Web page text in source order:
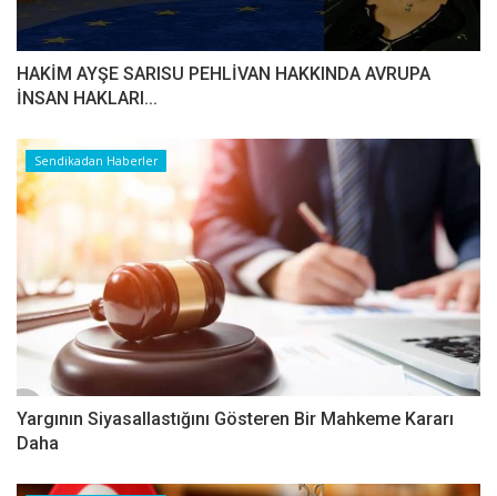
HAKİM AYŞE SARISU PEHLİVAN HAKKINDA AVRUPA
İNSAN HAKLARI...
Sendikadan Haberler
Yargının Siyasallastığını Gösteren Bir Mahkeme Kararı
Daha